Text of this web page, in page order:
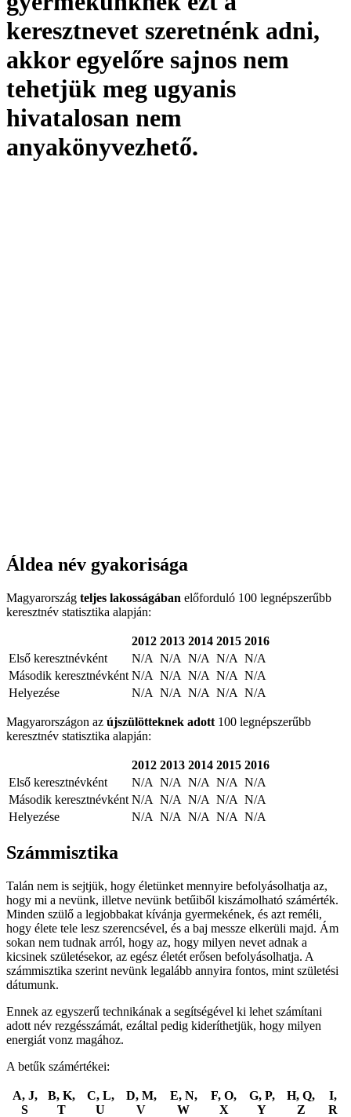
keresztnevet szeretnénk adni,
akkor egyelőre sajnos nem
tehetjük meg ugyanis
hivatalosan nem
anyakönyvezhető.
Áldea név gyakorisága
Magyarország teljes lakosságában előforduló 100 legnépszerűbb
keresztnév statisztika alapján:
2012 2013 2014 2015 2016
Első keresztnévként
N/A N/A N/A N/A N/A
Második keresztnévként N/A N/A N/A N/A N/A
Helyezése
N/A N/A N/A N/A N/A
Magyarországon az újszülötteknek adott 100 legnépszerűbb
keresztnév statisztika alapján:
2012 2013 2014 2015 2016
Első keresztnévként
N/A N/A N/A N/A N/A
Második keresztnévként N/A N/A N/A N/A N/A
Helyezése
N/A N/A N/A N/A N/A
Számmisztika
Talán nem is sejtjük, hogy életünket mennyire befolyásolhatja az,
hogy mi a nevünk, illetve nevünk betűiből kiszámolható számérték.
Minden szülő a legjobbakat kívánja gyermekének, és azt reméli,
hogy élete tele lesz szerencsével, és a baj messze elkerüli majd. Ám
sokan nem tudnak arról, hogy az, hogy milyen nevet adnak a
kicsinek születésekor, az egész életét erősen befolyásolhatja. A
számmisztika szerint nevünk legalább annyira fontos, mint születési
dátumunk.
Ennek az egyszerű technikának a segítségével ki lehet számítani
adott név rezgésszámát, ezáltal pedig kideríthetjük, hogy milyen
energiát vonz magához.
A betűk számértékei:
A, J,
S
B, K,
T
C, L,
U
D, M,
V
E, N,
W
F, O,
X
G, P,
Y
H, Q,
Z
I,
R